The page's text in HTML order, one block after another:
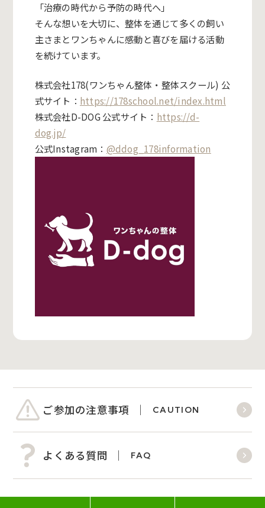
「治療の時代から予防の時代へ」
そんな想いを大切に、整体を通じて多くの飼い
主さまとワンちゃんに感動と喜びを届ける活動
を続けています。
株式会社178(ワンちゃん整体・整体スクール) 公
式サイト： https://178school.net/index.html
株式会社D-DOG 公式サイト： https://d-
dog.jp/
公式Instagram： @ddog_178information
ご参加の注意事項 CAUTION
よくある質問 FAQ